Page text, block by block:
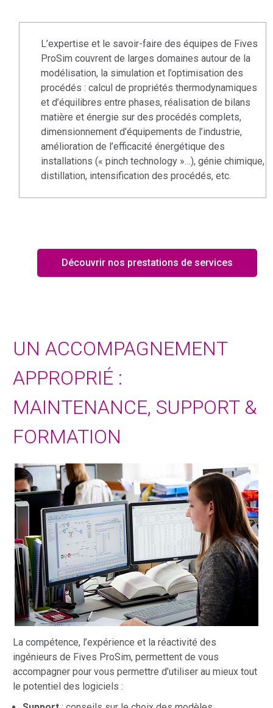
L’expertise et le savoir-faire des équipes de Fives
ProSim couvrent de larges domaines autour de la
modélisation, la simulation et l’optimisation des
procédés : calcul de propriétés thermodynamiques
et d’équilibres entre phases, réalisation de bilans
matière et énergie sur des procédés complets,
dimensionnement d’équipements de l’industrie,
amélioration de l’efficacité énergétique des
installations (« pinch technology »…), génie chimique,
distillation, intensification des procédés, etc.
Découvrir nos prestations de services
UN ACCOMPAGNEMENT
APPROPRIÉ :
MAINTENANCE, SUPPORT &
FORMATION
La compétence, l’expérience et la réactivité des
ingénieurs de Fives ProSim, permettent de vous
accompagner pour vous permettre d’utiliser au mieux tout
le potentiel des logiciels :